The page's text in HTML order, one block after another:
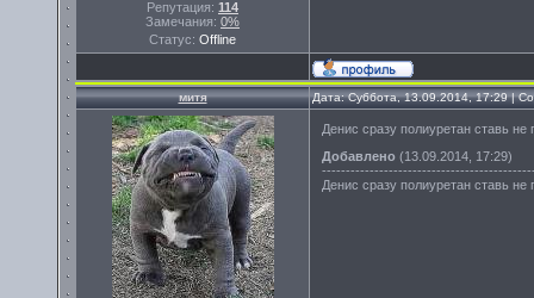
Репутация: 114
Замечания: 0%
Статус: Offline
митя Дата: Суббота, 13.09.2014, 17:29 |
Денис сразу полиуретан ставь
Добавлено (13.09.2014, 17:29)
Денис сразу полиуретан ставь